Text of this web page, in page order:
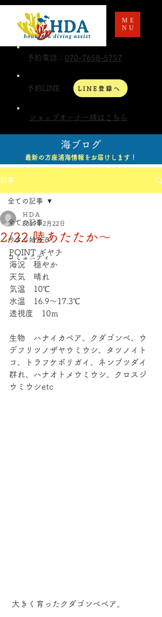
予約電話： 070-7658-5757
予約LINE LINE登録へ
ショップオーナー様はこちら
ME
NU
海ブログ
最新の方座浦海情報をお届けします！
記事
全ての記事
今すぐ始める
コミュニティ
全ての記事
2/22 陸あたたか～
ＨＤＡ
2019年2月22日
POINT ギヤチ
海況　穏やか
天気　晴れ
気温　10℃
水温　16.9～17.3℃
透視度　10ｍ
生物　ハナイカペア、クダゴンベ、ウ
デフリツノザヤウミウシ、タツノイト
コ、トラフケボリガイ、ネンブツダイ
群れ、ハナオトメウミウシ、クロスジ
ウミウシetc
大きく育ったクダゴンベペア。